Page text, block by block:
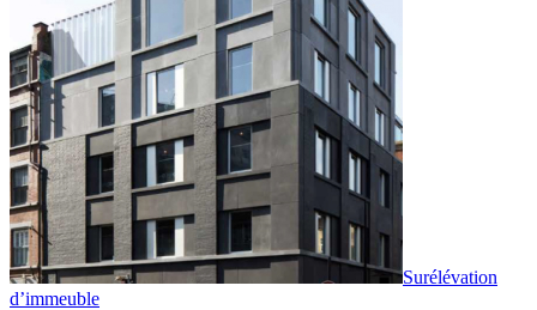
Surélévation
d’immeuble